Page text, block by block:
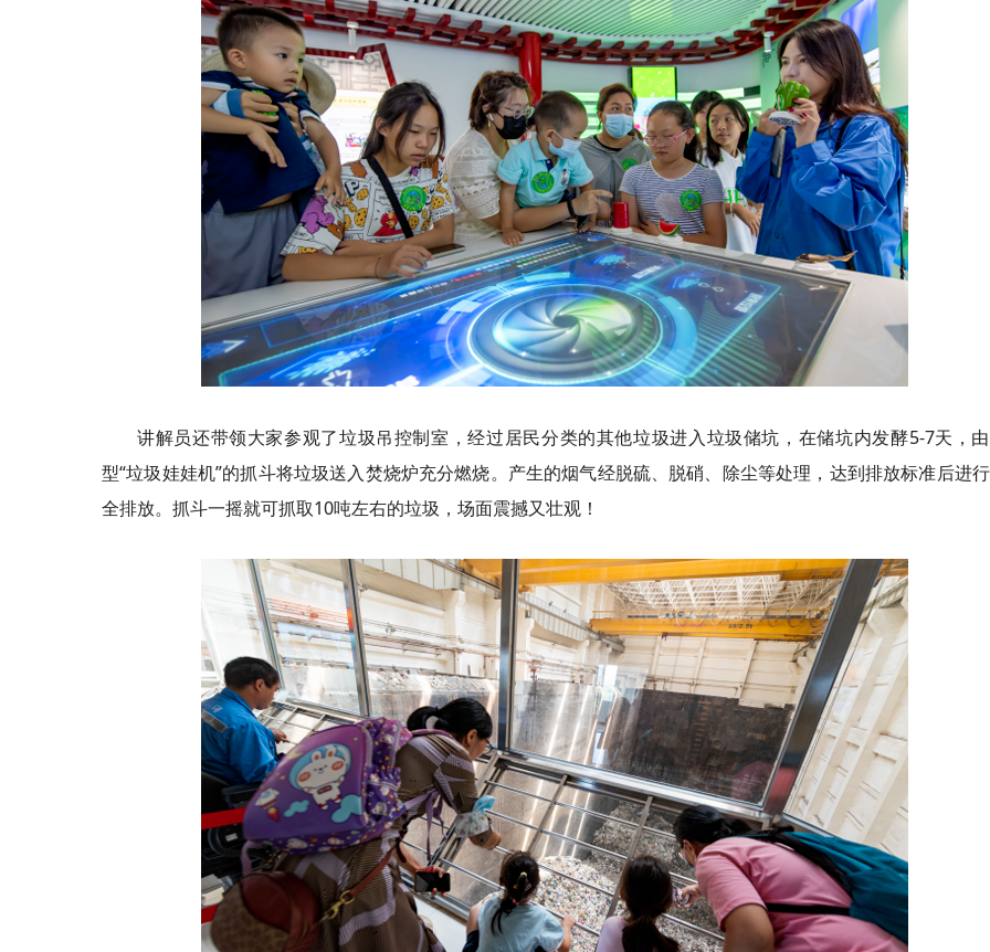
讲解员还带领大家参观了垃圾吊控制室，经过居民分类的其他垃圾进入垃圾储坑，在储坑内发酵5-7天，
型“垃圾娃娃机”的抓斗将垃圾送入焚烧炉充分燃烧。产生的烟气经脱硫、脱硝、除尘等处理，达到排放标准后进
全排放。抓斗一摇就可抓取10吨左右的垃圾，场面震撼又壮观！